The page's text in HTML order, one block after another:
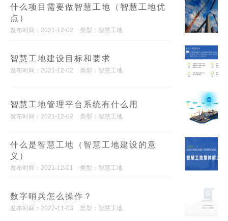
什么项目需要做智慧工地（智慧工地优
点）
发布时间：2021-12-02 类型：智慧工地
智慧工地建设目标和要求
发布时间：2021-12-02 类型：智慧工地
智慧工地管理平台系统有什么用
发布时间：2021-12-02 类型：智慧工地
什么是智慧工地（智慧工地建设的意
义）
发布时间：2021-12-01 类型：智慧工地
数字哨兵怎么操作？
发布时间：2022-11-03 类型：智慧工地